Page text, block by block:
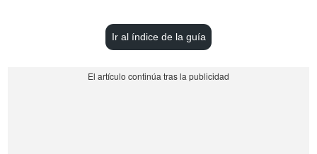
Ir al índice de la guía